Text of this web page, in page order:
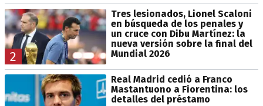
2
Tres lesionados, Lionel Scaloni
en búsqueda de los penales y
un cruce con Dibu Martínez: la
nueva versión sobre la final del
Mundial 2026
Real Madrid cedió a Franco
Mastantuono a Fiorentina: los
detalles del préstamo